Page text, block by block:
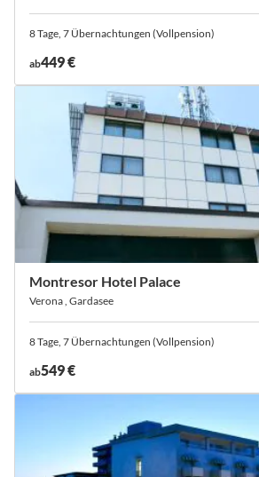
8 Tage, 7 Übernachtungen (Vollpension)
ab449 €
Montresor Hotel Palace
Verona , Gardasee
8 Tage, 7 Übernachtungen (Vollpension)
ab549 €